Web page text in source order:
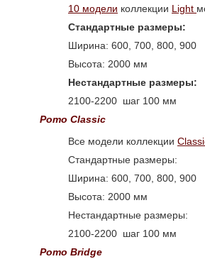
10 модели коллекции Light
Стандартные размеры:
Ширина: 600, 700, 800, 900
Высота: 2000 мм
Нестандартные размеры:
2100-2200 шаг 100 мм
Рото Classic
Все модели коллекции
Стандартные размеры:
Ширина: 600, 700, 800, 900
Высота: 2000 мм
Нестандартные размеры:
2100-2200 шаг 100 мм
Рото Bridge